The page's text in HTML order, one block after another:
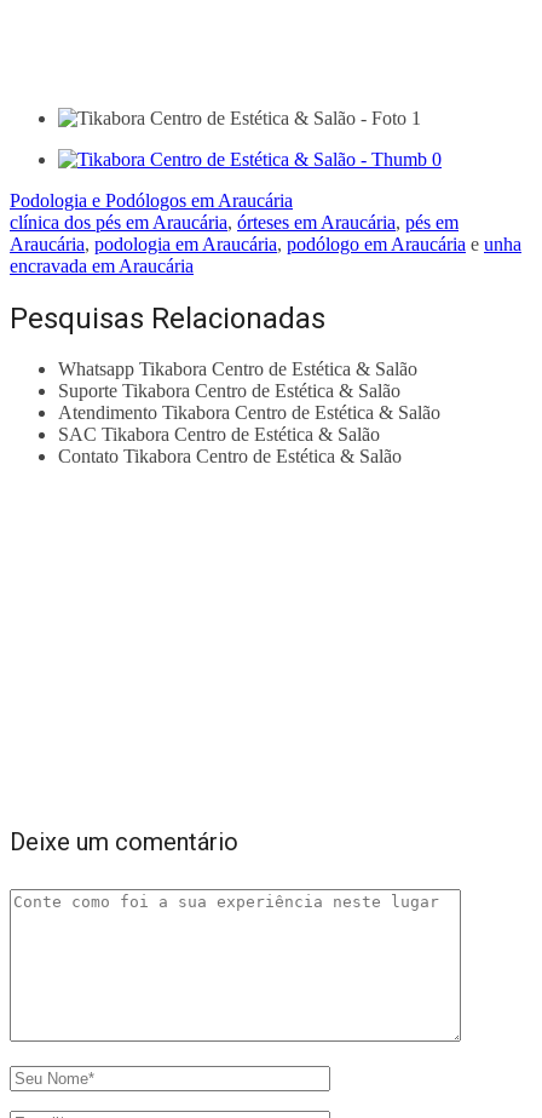
Podologia e Podólogos em Araucária
clínica dos pés em Araucária, órteses em Araucária, pés em
Araucária, podologia em Araucária, podólogo em Araucária e unha
encravada em Araucária
Pesquisas Relacionadas
Whatsapp Tikabora Centro de Estética & Salão
Suporte Tikabora Centro de Estética & Salão
Atendimento Tikabora Centro de Estética & Salão
SAC Tikabora Centro de Estética & Salão
Contato Tikabora Centro de Estética & Salão
Deixe um comentário